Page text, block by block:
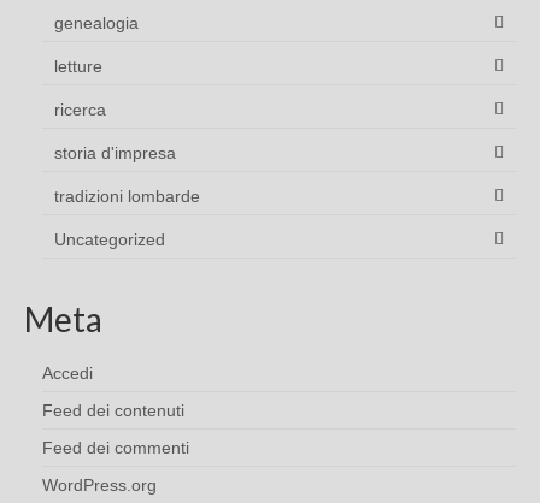
genealogia
letture
ricerca
storia d'impresa
tradizioni lombarde
Uncategorized
Meta
Accedi
Feed dei contenuti
Feed dei commenti
WordPress.org